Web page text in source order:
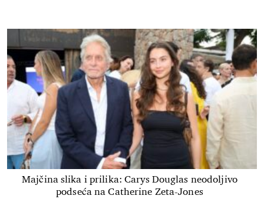
Majčina slika i prilika: Carys Douglas neodoljivo
podseća na Catherine Zeta-Jones